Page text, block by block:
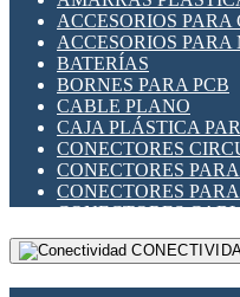
INDICADORES
INTERFACES DE
INTERRUPTORES
LLAVES
MEDIDORES DE
MOTORES PASO A
PANTALLAS HMI
PLC -
PROGRAMADORES
RELÉS DE
SENSORES
ACCESORIOS PARA
ACCESORIOS
BATERÍAS
BORNES PARA PCB
CABLE PLANO
CAJA PLÁSTICA
CONECTORES
CONECTORES
CONECTORES
CONECTORES
CONECTORES PCB
DIP SWITCHES